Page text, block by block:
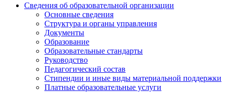
Сведения об образовательной организации
Основные сведения
Структура и органы управления
Документы
Образование
Образовательные стандарты
Руководство
Педагогический состав
Стипендии и иные виды материальной поддержки
Платные образовательные услуги